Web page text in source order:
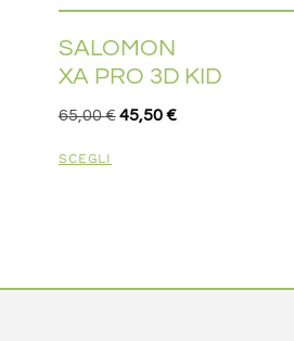
SALOMON
XA PRO 3D KID
65,00€ 45,50€
SCEGLI